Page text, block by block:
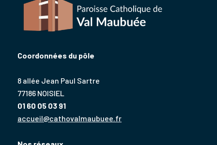
Coordonnées du pôle
8 allée Jean Paul Sartre
77186 NOISIEL
01 60 05 03 91
accueil@cathovalmaubuee.fr